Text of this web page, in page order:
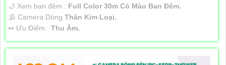
🌙 Xem ban đêm : Full Color 30m Có Màu Ban Đêm.
🕉️ Camera Dòng Thân Kim Loại.
️↭ Ưu Điểm : Thu Âm.